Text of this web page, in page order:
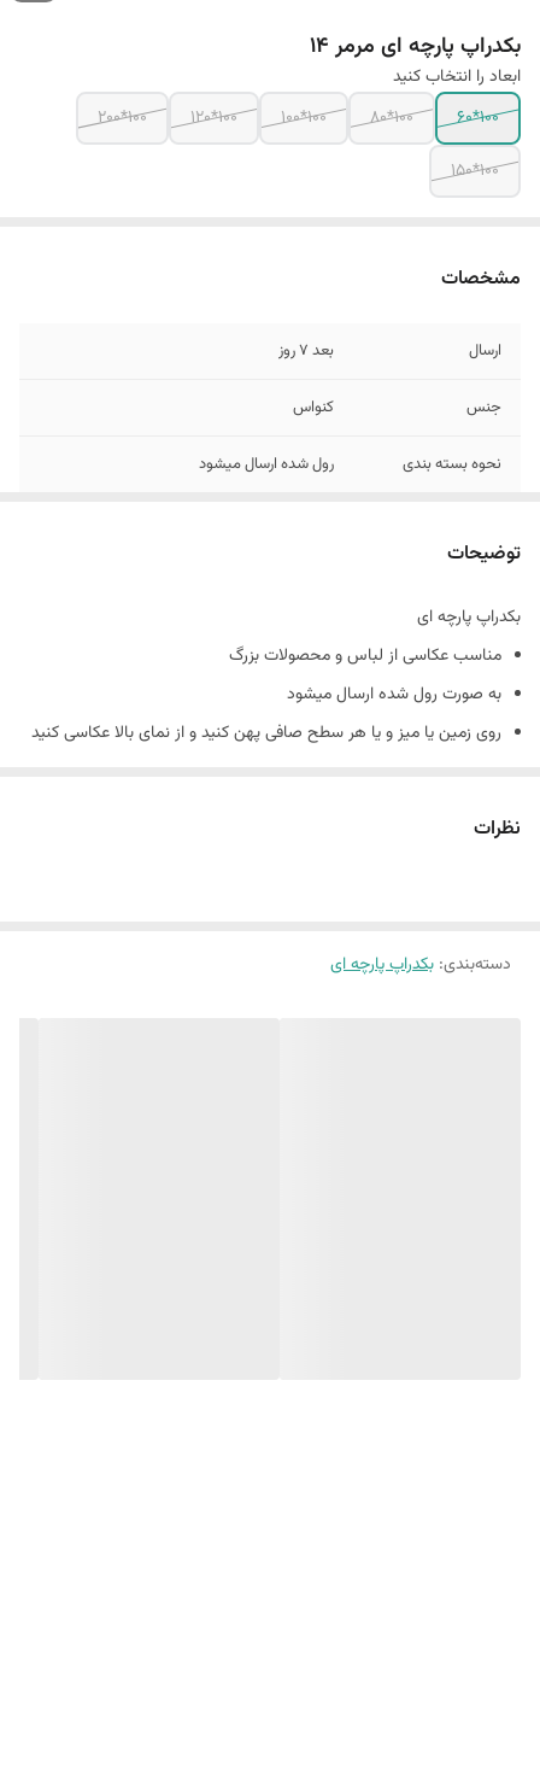
بکدراپ پارچه ای مرمر 14
ابعاد را انتخاب کنید
100*60
100*80
100*100
100*120
100*200
100*150
مشخصات
ارسال بعد 7 روز
جنس کنواس
نحوه بسته بندی رول شده ارسال میشود
توضیحات
بکدراپ پارچه ای
مناسب عکاسی از لباس و محصولات بزرگ
به صورت رول شده ارسال میشود
روی زمین یا میز و یا هر سطح صافی پهن کنید و از نمای بالا عکاسی کنید
10 الی 15 درصد تفاوت در چاپ وجود دارد
نظرات
دسته‌بندی: بکدراپ پارچه ای